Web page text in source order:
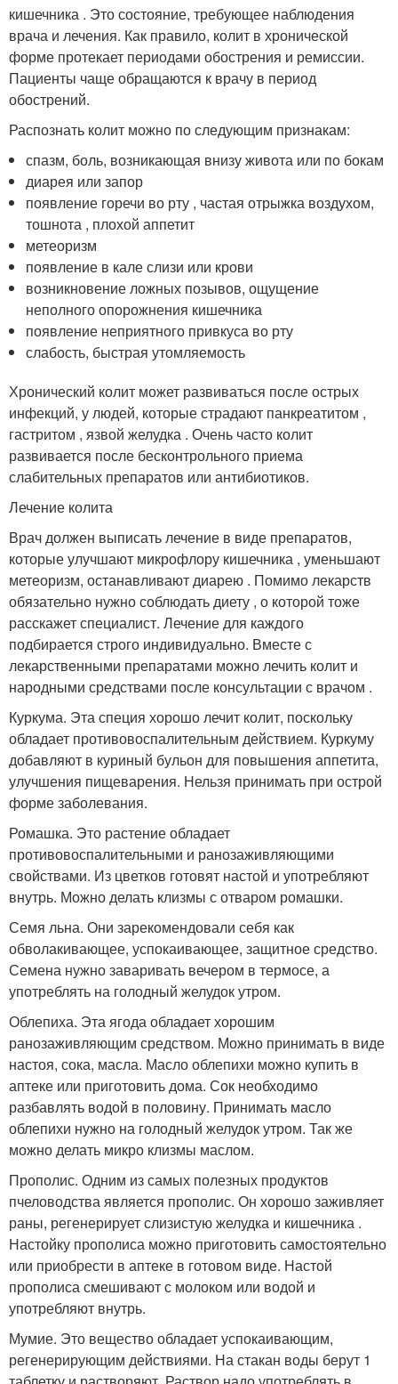
кишечника . Это состояние, требующее наблюдения
врача и лечения. Как правило, колит в хронической
форме протекает периодами обострения и ремиссии.
Пациенты чаще обращаются к врачу в период
обострений.
Распознать колит можно по следующим признакам:
спазм, боль, возникающая внизу живота или по бокам
диарея или запор
появление горечи во рту , частая отрыжка воздухом,
тошнота , плохой аппетит
метеоризм
появление в кале слизи или крови
возникновение ложных позывов, ощущение
неполного опорожнения кишечника
появление неприятного привкуса во рту
слабость, быстрая утомляемость
Хронический колит может развиваться после острых
инфекций, у людей, которые страдают панкреатитом ,
гастритом , язвой желудка . Очень часто колит
развивается после бесконтрольного приема
слабительных препаратов или антибиотиков.
Лечение колита
Врач должен выписать лечение в виде препаратов,
которые улучшают микрофлору кишечника , уменьшают
метеоризм, останавливают диарею . Помимо лекарств
обязательно нужно соблюдать диету , о которой тоже
расскажет специалист. Лечение для каждого
подбирается строго индивидуально. Вместе с
лекарственными препаратами можно лечить колит и
народными средствами после консультации с врачом .
Куркума. Эта специя хорошо лечит колит, поскольку
обладает противовоспалительным действием. Куркуму
добавляют в куриный бульон для повышения аппетита,
улучшения пищеварения. Нельзя принимать при острой
форме заболевания.
Ромашка. Это растение обладает
противовоспалительными и ранозаживляющими
свойствами. Из цветков готовят настой и употребляют
внутрь. Можно делать клизмы с отваром ромашки.
Семя льна. Они зарекомендовали себя как
обволакивающее, успокаивающее, защитное средство.
Семена нужно заваривать вечером в термосе, а
употреблять на голодный желудок утром.
Облепиха. Эта ягода обладает хорошим
ранозаживляющим средством. Можно принимать в виде
настоя, сока, масла. Масло облепихи можно купить в
аптеке или приготовить дома. Сок необходимо
разбавлять водой в половину. Принимать масло
облепихи нужно на голодный желудок утром. Так же
можно делать микро клизмы маслом.
Прополис. Одним из самых полезных продуктов
пчеловодства является прополис. Он хорошо заживляет
раны, регенерирует слизистую желудка и кишечника .
Настойку прополиса можно приготовить самостоятельно
или приобрести в аптеке в готовом виде. Настой
прополиса смешивают с молоком или водой и
употребляют внутрь.
Мумие. Это вещество обладает успокаивающим,
регенерирующим действиями. На стакан воды берут 1